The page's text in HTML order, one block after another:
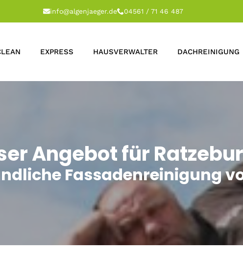
info@algenjaeger.de 04561 / 71 46 487
EXPRESS HAUSVERWALTER DACHREINIGUNG
Angebot für
Fassadenreinigung